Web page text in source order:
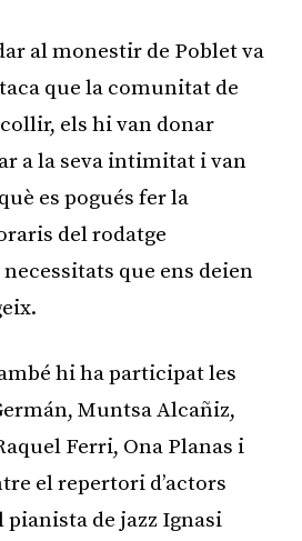
al monestir de Poblet va
que la comunitat de
els hi van donar
a la seva intimitat i van
es pogués fer la
del rodatge
necessitats que ens deien
hi ha participat les
Muntsa Alcañiz,
Ferri, Ona Planas i
el repertori d’actors
de jazz Ignasi